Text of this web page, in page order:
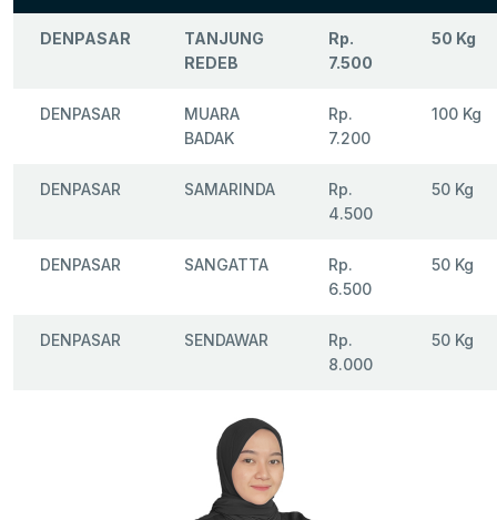
DENPASAR
TANJUNG
REDEB
Rp.
7.500
50 Kg
DENPASAR
MUARA
BADAK
Rp.
7.200
100 Kg
DENPASAR SAMARINDA
Rp.
4.500
50 Kg
DENPASAR SANGATTA
Rp.
6.500
50 Kg
DENPASAR SENDAWAR
Rp.
8.000
50 Kg